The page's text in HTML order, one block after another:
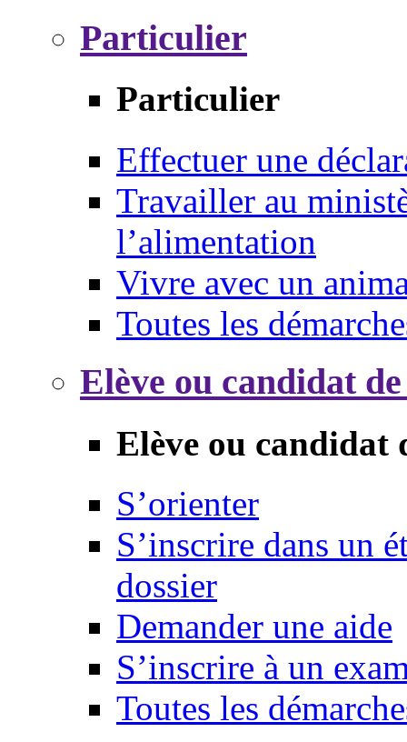
Particulier
Particulier
Effectuer une
Travailler au
l’alimentation
Vivre avec un
Toutes les
Elève ou candidat
Elève ou candidat
S’orienter
S’inscrire dans un
dossier
Demander une aide
S’inscrire à un
Toutes les